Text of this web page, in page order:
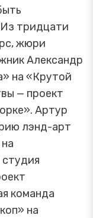
тридцати
жюри
Александр
на «Крутой
— проект
Артур
лэнд-арт
команда
на